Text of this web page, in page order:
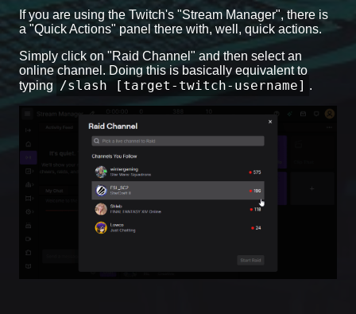
If you are using the Twitch's "Stream Manager", there is
a "Quick Actions" panel there with, well, quick actions.
Simply click on "Raid Channel" and then select an
online channel. Doing this is basically equivalent to
typing /slash [target-twitch-username] .